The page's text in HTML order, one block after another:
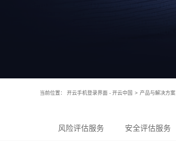
当前位置： 开云手机登录界面 - 开云中国 > 产品与解决方案
风险评估服务 安全评估服务